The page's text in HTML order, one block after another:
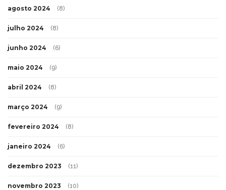
agosto 2024 (8)
julho 2024 (8)
junho 2024 (6)
maio 2024 (9)
abril 2024 (8)
março 2024 (9)
fevereiro 2024 (8)
janeiro 2024 (6)
dezembro 2023 (11)
novembro 2023 (10)